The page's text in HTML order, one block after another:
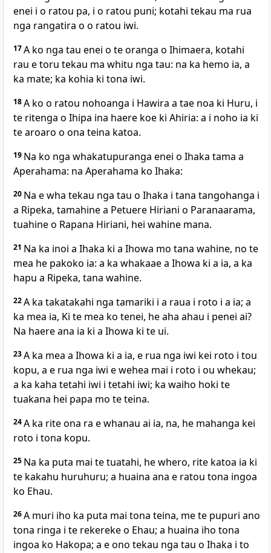
enei i o ratou pa, i o ratou puni; kotahi tekau ma rua
nga rangatira o o ratou iwi.
17A ko nga tau enei o te oranga o Ihimaera, kotahi
rau e toru tekau ma whitu nga tau: na ka hemo ia, a
ka mate; ka kohia ki tona iwi.
18A ko o ratou nohoanga i Hawira a tae noa ki Huru, i
te ritenga o Ihipa ina haere koe ki Ahiria: a i noho ia ki
te aroaro o ona teina katoa.
19 Na ko nga whakatupuranga enei o Ihaka tama a
Aperahama: na Aperahama ko Ihaka:
20 Na e wha tekau nga tau o Ihaka i tana tangohanga i
a Ripeka, tamahine a Petuere Hiriani o Paranaarama,
tuahine o Rapana Hiriani, hei wahine mana.
21 Na ka inoi a Ihaka ki a Ihowa mo tana wahine, no te
mea he pakoko ia: a ka whakaae a Ihowa ki a ia, a ka
hapu a Ripeka, tana wahine.
22A ka takatakahi nga tamariki i a raua i roto i a ia; a
ka mea ia, Ki te mea ko tenei, he aha ahau i penei ai?
Na haere ana ia ki a Ihowa ki te ui.
23A ka mea a Ihowa ki a ia, e rua nga iwi kei roto i tou
kopu, a e rua nga iwi e wehea mai i roto i ou whekau;
a ka kaha tetahi iwi i tetahi iwi; ka waiho hoki te
tuakana hei papa mo te teina.
24A ka rite ona ra e whanau ai ia, na, he mahanga kei
roto i tona kopu.
25 Na ka puta mai te tuatahi, he whero, rite katoa ia ki
te kakahu huruhuru; a huaina ana e ratou tona ingoa
ko Ehau.
26A muri iho ka puta mai tona teina, me te pupuri ano
tona ringa i te rekereke o Ehau; a huaina iho tona
ingoa ko Hakopa; a e ono tekau nga tau o Ihaka i to